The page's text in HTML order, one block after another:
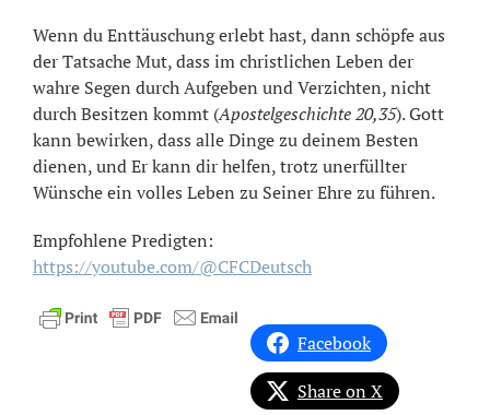
Wenn du Enttäuschung erlebt hast, dann schöpfe aus
der Tatsache Mut, dass im christlichen Leben der
wahre Segen durch Aufgeben und Verzichten, nicht
durch Besitzen kommt (Apostelgeschichte 20,35). Gott
kann bewirken, dass alle Dinge zu deinem Besten
dienen, und Er kann dir helfen, trotz unerfüllter
Wünsche ein volles Leben zu Seiner Ehre zu führen.
Empfohlene Predigten:
https://youtube.com/@CFCDeutsch
Facebook
Share on X